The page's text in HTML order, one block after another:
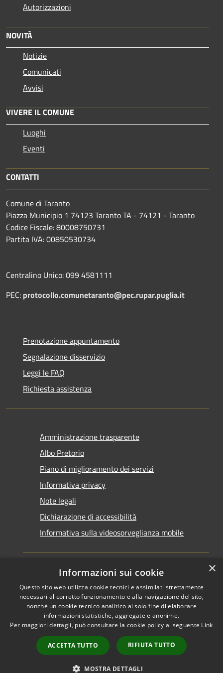
Autorizzazioni
NOVITÀ
Notizie
Comunicati
Avvisi
VIVERE IL COMUNE
Luoghi
Eventi
CONTATTI
Comune di Taranto
Piazza Municipio 1 74123 Taranto TA - 74121 - Taranto
Codice Fiscale: 80008750731
Partita IVA: 00850530734
Centralino Unico: 099 4581111
PEC: protocollo.comunetaranto@pec.rupar.puglia.it
Prenotazione appuntamento
Segnalazione disservizio
Leggi le FAQ
Richiesta assistenza
Amministrazione trasparente
Albo Pretorio
Piano di miglioramento dei servizi
Informativa privacy
Note legali
Dichiarazione di accessibilità
Informativa sulla videosorveglianza mobile
RSS
Accessibilità
Cookie
Mappa del sito
Area riservata del
Copyright © 2026 • Comune di
Taranto • Powered by
Municipium•Accesso
redazione
×
Informazioni sui cookie
Questo sito web utilizza cookie tecnici e assimilati strettamente
necessari al corretto funzionamento e alla navigazione del sito,
nonché un cookie tecnico analitico al solo fine di elaborare
informazioni statistiche, aggregate e anonime.
Per maggiori dettagli, può consultare la cookie policy al seguente Link
ACCETTA TUTTO RIFIUTA TUTTO
MOSTRA DETTAGLI